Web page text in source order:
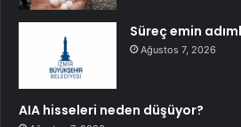
Süreç emin
Ağustos 7, 2026
AIA hisseleri neden düşüyor?